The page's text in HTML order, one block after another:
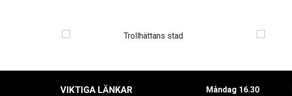
VIKTIGA LÄNKAR Måndag 16.30